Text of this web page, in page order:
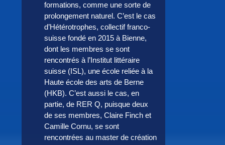
formations, comme une sorte de
prolongement naturel. C’est le cas
d’Hétérotrophes, collectif franco-
suisse fondé en 2015 à Bienne,
dont les membres se sont
rencontrés à l’Institut littéraire
suisse (ISL), une école reliée à la
Haute école des arts de Berne
(HKB). C’est aussi le cas, en
partie, de RER Q, puisque deux
de ses membres, Claire Finch et
Camille Cornu, se sont
rencontrées au master de création